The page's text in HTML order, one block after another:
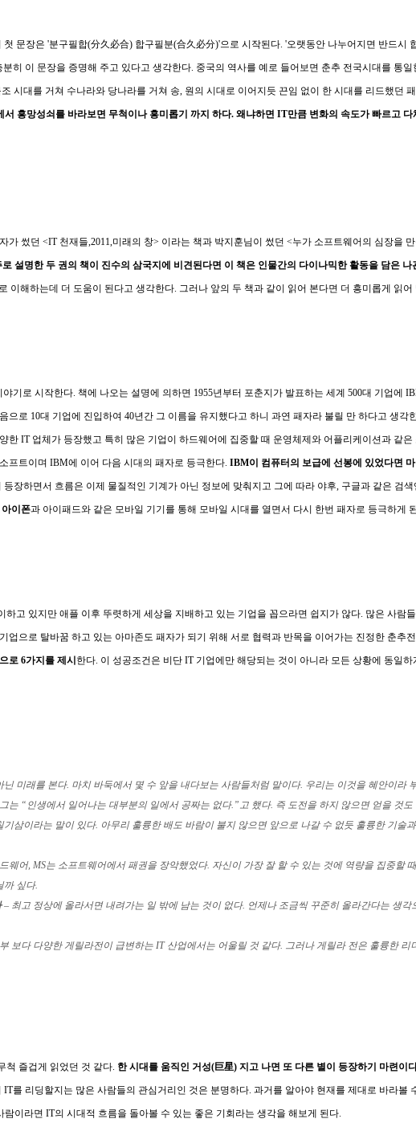
문장은 '분구필합(分久必合) 합구필분(合久必分)'으로 시작된다. '오랫동안 나누어지면 반드시
히 이 문장을 증명해 주고 있다고 생각한다. 중국의 역사를 예로 들어보면 춘추 전국시대를 통일
시대를 거쳐 수나라와 당나라를 거쳐 송, 원의 시대로 이어지듯 끈임 없이 한 시대를 리드했던
서 흥망성쇠를 바라보면 무척이나 흥미롭기 까지 하다. 왜냐하면 IT만큼 변화의 속도가 빠르고
가 썼던 <IT 천재들,2011,미래의 창> 이라는 책과 박지훈님이 썼던 <누가 소프트웨어의 심장을
설명한 두 권의 책이 진수의 삼국지에 비견된다면 이 책은 인물간의 다이나믹한 활동을 담은 나
이해하는데 더 도움이 된다고 생각한다. 그러나 앞의 두 책과 같이 읽어 본다면 더 흥미롭게 읽어
야기로 시작한다. 책에 나오는 설명에 의하면 1955년부터 포춘지가 발표하는 세계 500대 기업에
으로 10대 기업에 진입하여 40년간 그 이름을 유지했다고 하니 과연 패자라 불릴 만 하다고 생각
한 IT 업체가 등장했고 특히 많은 기업이 하드웨어에 집중할 때 운영체제와 어플리케이션과 같
프트이며 IBM에 이어 다음 시대의 패자로 등극한다. IBM이 컴퓨터의 보급에 선봉에 있었다면
장하면서 흐름은 이제 물질적인 기계가 아닌 정보에 맞춰지고 그에 따라 야후, 구글과 같은 검
아이폰과 아이패드와 같은 모바일 기기를 통해 모바일 시대를 열면서 다시 한번 패자로 등극하게
하고 있지만 애플 이후 뚜렷하게 세상을 지배하고 있는 기업을 꼽으라면 쉽지가 않다. 많은 사람
업으로 탈바꿈 하고 있는 아마존도 패자가 되기 위해 서로 협력과 반목을 이어가는 진정한 춘추
로 6가지를 제시 한다. 이 성공조건은 비단 IT 기업에만 해당되는 것이 아니라 모든 상황에 동일
미래를 본다. 마치 바둑에서 몇 수 앞을 내다보는 사람들처럼 말이다. 우리는 이것을 혜안이라
는 “인생에서 일어나는 대부분의 일에서 공짜는 없다.”고 했다. 즉 도전을 하지 않으면 얻을 것도
삼이라는 말이 있다. 아무리 훌륭한 배도 바람이 불지 않으면 앞으로 나갈 수 없듯 훌륭한 기술
웨어, MS는 소프트웨어에서 패권을 장악했었다. 자신이 가장 잘 할 수 있는 것에 역량을 집중할
까 싶다.
– 최고 정상에 올라서면 내려가는 일 밖에 남는 것이 없다. 언제나 조금씩 꾸준히 올라간다는 생각
보다 다양한 게릴라전이 급변하는 IT 산업에서는 어울릴 것 같다. 그러나 게릴라 전은 훌륭한 리
척 즐겁게 읽었던 것 같다. 한 시대를 움직인 거성(巨星) 지고 나면 또 다른 별이 등장하기 마련이
를 리딩할지는 많은 사람들의 관심거리인 것은 분명하다. 과거를 알아야 현재를 제대로 바라볼
이라면 IT의 시대적 흐름을 돌아볼 수 있는 좋은 기회라는 생각을 해보게 된다.